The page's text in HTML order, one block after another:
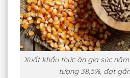
Xuất khẩu thức ăn gia súc
tượng 38,5%, đạt